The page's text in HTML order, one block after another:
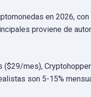
en 2026,
proviene de
mes),
son 5-15%